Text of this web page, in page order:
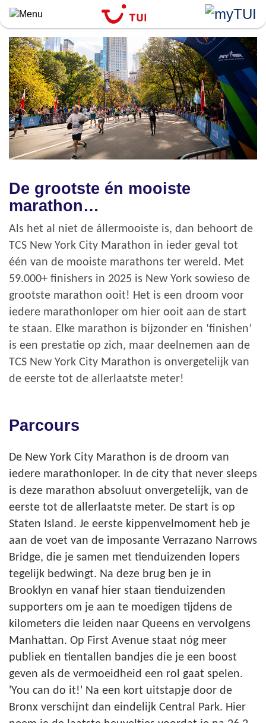
Overslaan
en
de
algemene
inhoud
gaan
De grootste én mooiste
marathon…
Als het al niet de állermooiste is, dan behoort de
TCS New York City Marathon in ieder geval tot
één van de mooiste marathons ter wereld. Met
59.000+ finishers in 2025 is New York sowieso de
grootste marathon ooit! Het is een droom voor
iedere marathonloper om hier ooit aan de start
te staan. Elke marathon is bijzonder en ‘finishen’
is een prestatie op zich, maar deelnemen aan de
TCS New York City Marathon is onvergetelijk van
de eerste tot de allerlaatste meter!
Parcours
De New York City Marathon is de droom van
iedere marathonloper. In de city that never sleeps
is deze marathon absoluut onvergetelijk, van de
eerste tot de allerlaatste meter. De start is op
Staten Island. Je eerste kippenvelmoment heb je
aan de voet van de imposante Verrazano Narrows
Bridge, die je samen met tienduizenden lopers
tegelijk bedwingt. Na deze brug ben je in
Brooklyn en vanaf hier staan tienduizenden
supporters om je aan te moedigen tijdens de
kilometers die leiden naar Queens en vervolgens
Manhattan. Op First Avenue staat nóg meer
publiek en tientallen bandjes die je een boost
geven als de vermoeidheid een rol gaat spelen.
'You can do it!' Na een kort uitstapje door de
Bronx verschijnt dan eindelijk Central Park. Hier